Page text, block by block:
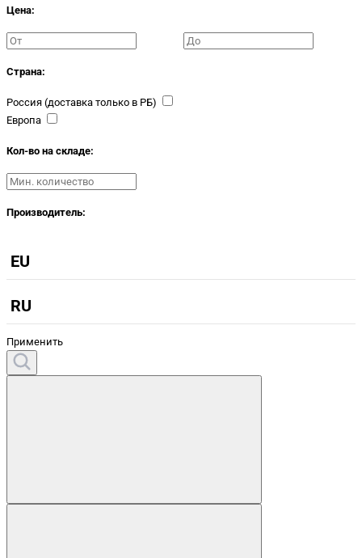
Цена:
Страна:
Россия (доставка только в РБ)
Европа
Кол-во на складе:
Производитель:
EU
RU
Применить